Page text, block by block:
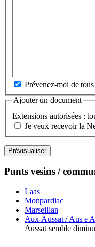
Prévenez-moi de
Ajouter un document
Extensions autorisées :
Je veux recevoir la
Punts vesins /
Laas
Monpardiac
Marseillan
Aux-Aussat / Aus e
Aussat semble